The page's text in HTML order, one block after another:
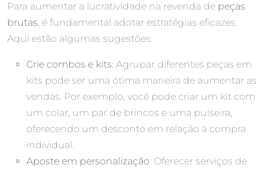
Para aumentar a lucratividade na revenda de peças
brutas, é fundamental adotar estratégias eficazes.
Aqui estão algumas sugestões:
Crie combos e kits: Agrupar diferentes peças em
kits pode ser uma ótima maneira de aumentar as
vendas. Por exemplo, você pode criar um kit com
um colar, um par de brincos e uma pulseira,
oferecendo um desconto em relação à compra
individual.
Aposte em personalização: Oferecer serviços de